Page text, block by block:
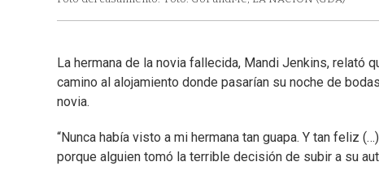
La hermana de la novia fallecida, Mandi Jenkins, relató
camino al alojamiento donde pasarían su noche de
novia.
“Nunca había visto a mi hermana tan guapa. Y tan feliz
porque alguien tomó la terrible decisión de subir a su